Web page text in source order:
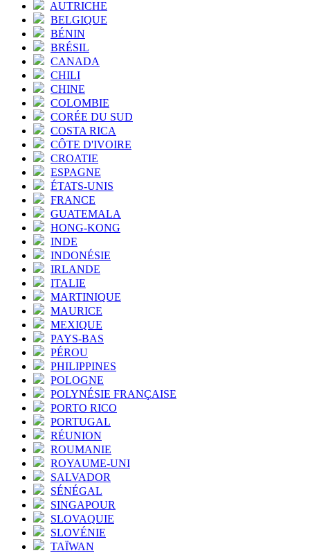
AUTRICHE
BELGIQUE
BÉNIN
BRÉSIL
CANADA
CHILI
CHINE
COLOMBIE
CORÉE DU SUD
COSTA RICA
CÔTE D'IVOIRE
CROATIE
ESPAGNE
ÉTATS-UNIS
FRANCE
GUATEMALA
HONG-KONG
INDE
INDONÉSIE
IRLANDE
ITALIE
MARTINIQUE
MAURICE
MEXIQUE
PAYS-BAS
PÉROU
PHILIPPINES
POLOGNE
POLYNÉSIE FRANÇAISE
PORTO RICO
PORTUGAL
RÉUNION
ROUMANIE
ROYAUME-UNI
SALVADOR
SÉNÉGAL
SINGAPOUR
SLOVAQUIE
SLOVÉNIE
TAÏWAN